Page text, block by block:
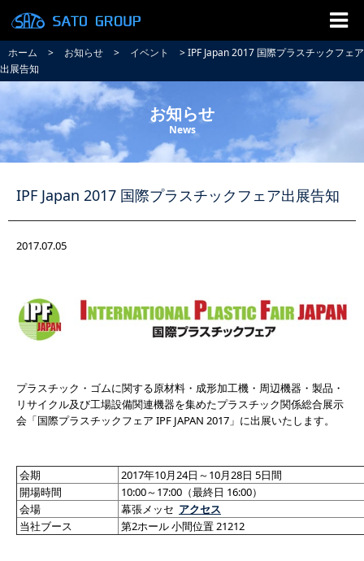
ホーム > お知らせ > イベント
> IPF Japan 2017 国際プラスチックフェア
出展告知
お知らせ
News
IPF Japan 2017 国際プラスチックフェア出展告知
2017.07.05
プラスチック・ゴムに関する原材料・成形加工機・周辺機器・製品・
リサイクル及び工場設備関連機器を集めたプラスチック関係総合展示
会「国際プラスチックフェア IPF JAPAN 2017」に出展いたします。
会期
2017年10月24日～10月28日 5日間
開場時間
10:00～17:00（最終日 16:00）
会場
幕張メッセ アクセス
当社ブース
第2ホール 小間位置 21212